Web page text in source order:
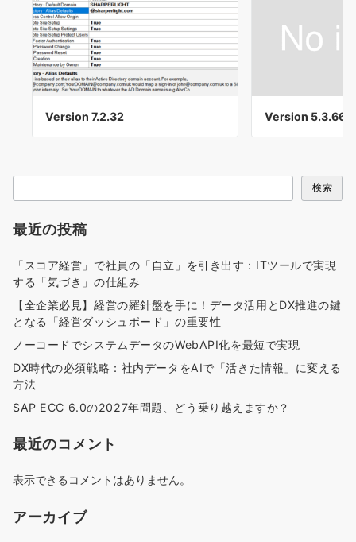
Version 7.2.32 Version 5.3.66
索
検索
最近の投稿
「スコア経営」で社員の「自立」を引き出す：ITツールで実現
する「気づき」の仕組み
【全企業必見】経営の羅針盤を手に！データ活用とDX推進の鍵
となる「経営ダッシュボード」の重要性
ノーコードでシステムデータのWebAPI化を最短で実現
DX時代の必須戦略：社内データをAIで「活きた情報」に変える
方法
SAP ECC 6.0の2027年問題、どう乗り越えますか？
最近のコメント
表示できるコメントはありません。
アーカイブ